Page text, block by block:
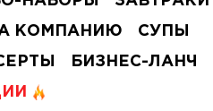
КОМПАНИЮ СУПЫ
БИЗНЕС-ЛАНЧ